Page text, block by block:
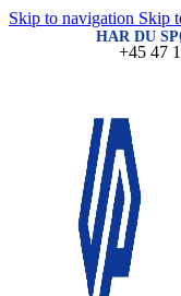
Skip to navigation Skip
HAR DU
+45 47